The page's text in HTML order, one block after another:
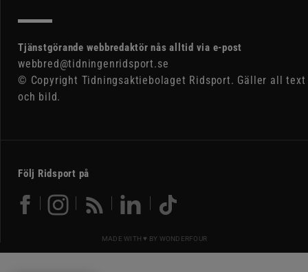
Tjänstgörande webbredaktör nås alltid via e-post
webbred@tidningenridsport.se
© Copyright Tidningsaktiebolaget Ridsport. Gäller all text
och bild.
Följ Ridsport på
MADE WITH ♥ BY WONDERFOUR